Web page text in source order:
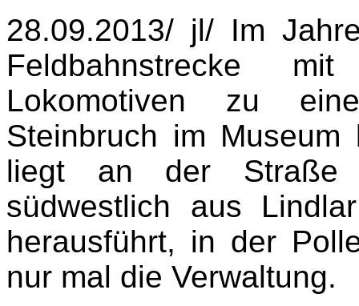
28.09.2013/ jl/ Im
Feldbahnstrecke
Lokomotiven zu
Steinbruch im
liegt an der Straße
südwestlich aus
herausführt, in der
nur mal die Verwaltung.